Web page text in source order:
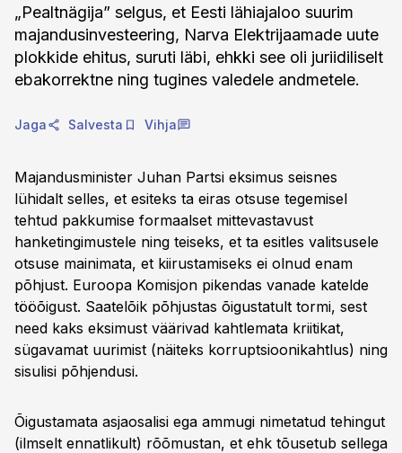
„Pealtnägija” selgus, et Eesti lähiajaloo suurim
majandusinvesteering, Narva Elektrijaamade uute
plokkide ehitus, suruti läbi, ehkki see oli juriidiliselt
ebakorrektne ning tugines valedele andmetele.
Jaga Salvesta Vihja
Majandusminister Juhan Partsi eksimus seisnes
lühidalt selles, et esiteks ta eiras otsuse tegemisel
tehtud pakkumise formaalset mittevastavust
hanketingimustele ning teiseks, et ta esitles valitsusele
otsuse mainimata, et kiirustamiseks ei olnud enam
põhjust. Euroopa Komisjon pikendas vanade katelde
tööõigust. Saatelõik põhjustas õigustatult tormi, sest
need kaks eksimust väärivad kahtlemata kriitikat,
sügavamat uurimist (näiteks korruptsioonikahtlus) ning
sisulisi põhjendusi.
Õigustamata asjaosalisi ega ammugi nimetatud tehingut
(ilmselt ennatlikult) rõõmustan, et ehk tõusetub sellega